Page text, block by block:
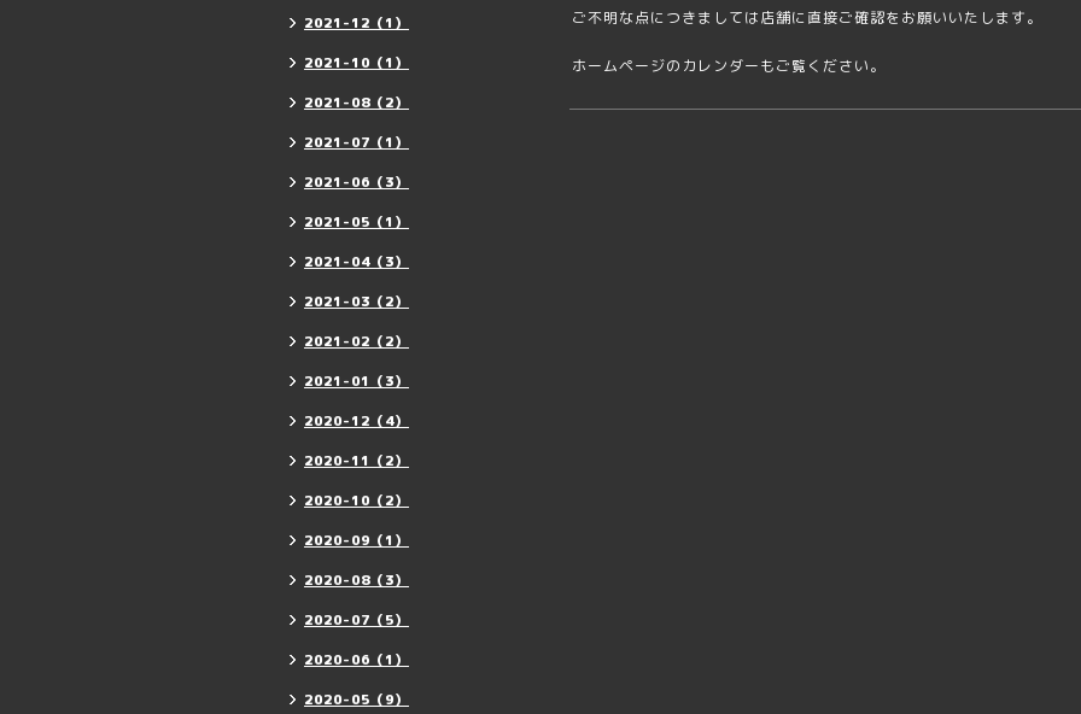
ご不明な点につきましては店舗に直接ご確認をお願いいたします。
ホームページのカレンダーもご覧ください。
2021-12（1）
2021-10（1）
2021-08（2）
2021-07（1）
2021-06（3）
2021-05（1）
2021-04（3）
2021-03（2）
2021-02（2）
2021-01（3）
2020-12（4）
2020-11（2）
2020-10（2）
2020-09（1）
2020-08（3）
2020-07（5）
2020-06（1）
2020-05（9）